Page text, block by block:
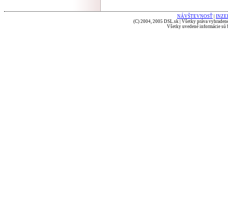
NÁVŠTEVNOSŤ
(C) 2004, 2005 DSL.sk | Všetky práva
Všetky uvedené informácie sú